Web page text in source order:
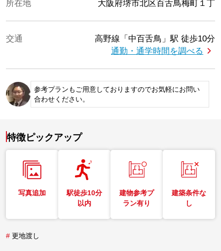
所在地 大阪府堺市北区百舌鳥梅町１丁
交通 高野線「中百舌鳥」駅 徒歩10分
通勤・通学時間を調べる
参考プランもご用意しておりますのでお気軽にお問い
合わせください。
特徴ピックアップ
写真追加
駅徒歩10分
以内
建物参考プ
ラン有り
建築条件な
し
# 更地渡し